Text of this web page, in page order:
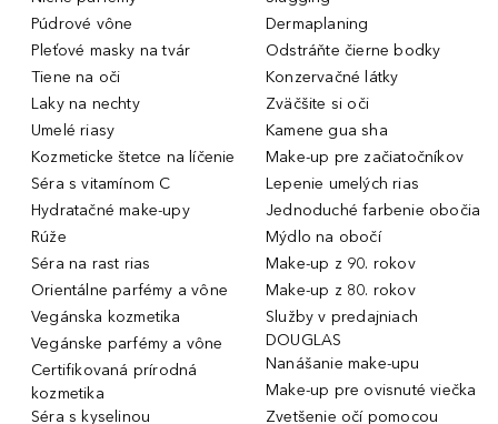
Púdrové vône
Pleťové masky na tvár
Tiene na oči
Laky na nechty
Umelé riasy
Kozmeticke štetce na líčenie
Séra s vitamínom C
Hydratačné make-upy
Rúže
Séra na rast rias
Orientálne parfémy a vône
Vegánska kozmetika
Vegánske parfémy a vône
Certifikovaná prírodná
kozmetika
Séra s kyselinou
Dermaplaning
Odstráňte čierne bodky
Konzervačné látky
Zväčšite si oči
Kamene gua sha
Make-up pre začiatočníkov
Lepenie umelých rias
Jednoduché farbenie obočia
Mýdlo na obočí
Make-up z 90. rokov
Make-up z 80. rokov
Služby v predajniach
DOUGLAS
Nanášanie make-upu
Make-up pre ovisnuté viečka
Zvetšenie očí pomocou